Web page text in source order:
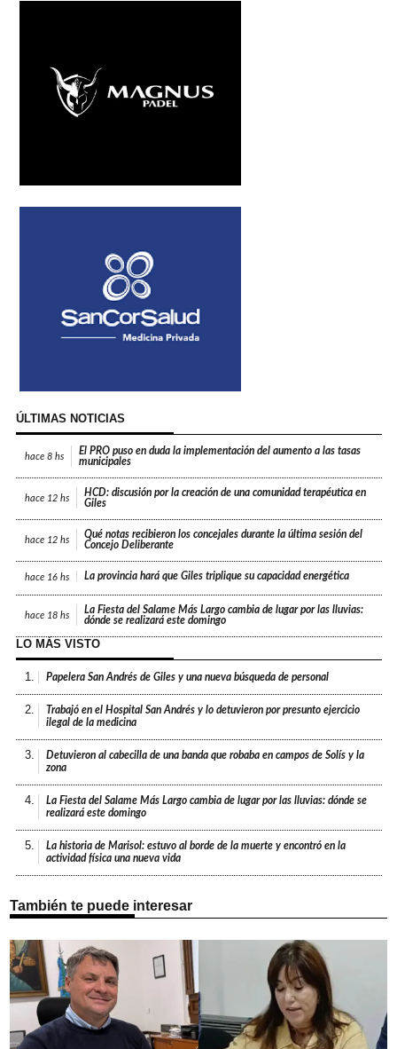
ÚLTIMAS NOTICIAS
hace 8 hs
El PRO puso en duda la implementación del aumento a las tasas
municipales
hace 12 hs
HCD: discusión por la creación de una comunidad terapéutica en
Giles
hace 12 hs
Qué notas recibieron los concejales durante la última sesión del
Concejo Deliberante
hace 16 hs La provincia hará que Giles triplique su capacidad energética
hace 18 hs
La Fiesta del Salame Más Largo cambia de lugar por las lluvias:
dónde se realizará este domingo
LO MÁS VISTO
1. Papelera San Andrés de Giles y una nueva búsqueda de personal
2.
Trabajó en el Hospital San Andrés y lo detuvieron por presunto ejercicio
ilegal de la medicina
3.
Detuvieron al cabecilla de una banda que robaba en campos de Solís y la
zona
4.
La Fiesta del Salame Más Largo cambia de lugar por las lluvias: dónde se
realizará este domingo
5.
La historia de Marisol: estuvo al borde de la muerte y encontró en la
actividad física una nueva vida
También te puede interesar